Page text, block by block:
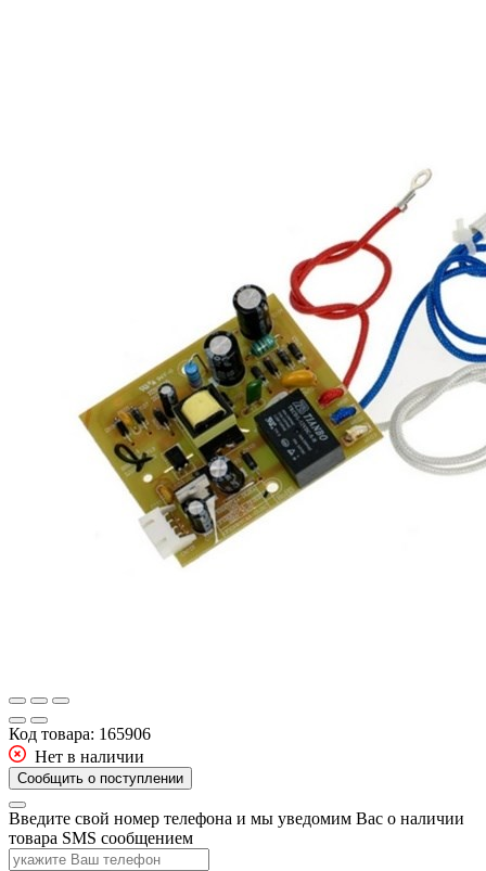
Код товара: 165906
Нет в наличии
Сообщить о поступлении
Введите свой номер телефона и мы уведомим Вас о наличии
товара SMS сообщением